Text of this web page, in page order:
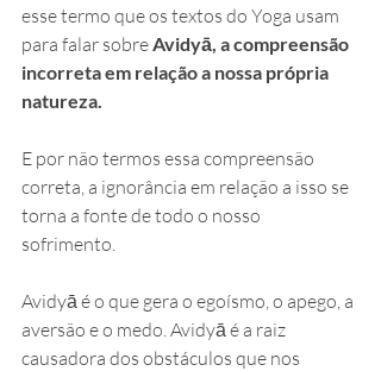
esse termo que os textos do Yoga usam
para falar sobre Avidyā, a compreensão
incorreta em relação a nossa própria
natureza.
E por não termos essa compreensão
correta, a ignorância em relação a isso se
torna a fonte de todo o nosso
sofrimento.
Avidyā é o que gera o egoísmo, o apego, a
aversão e o medo. Avidyā é a raiz
causadora dos obstáculos que nos